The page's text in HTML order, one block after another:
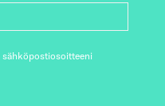
sähköpostiosoitteeni